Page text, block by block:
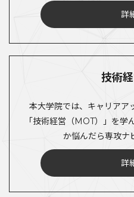
詳
技術
本大学院では、キャリアア
「技術経営（MOT）」を学
か悩んだら専攻ナ
詳